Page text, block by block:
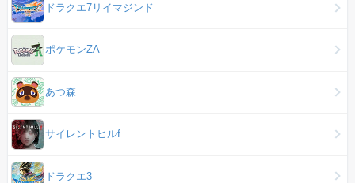
ドラクエ7リイマジンド
ポケモンZA
あつ森
サイレントヒルf
ドラクエ3